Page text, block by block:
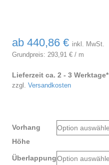
ab 440,86 € inkl. MwSt.
Grundpreis: 293,91 € / m
Lieferzeit ca. 2 - 3 Werktage*
zzgl. Versandkosten
Vorhang
Höhe
Überlappung